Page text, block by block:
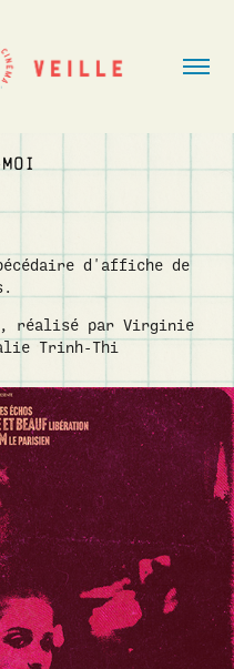
d'affiche de
réalisé par Virginie
Trinh-Thi